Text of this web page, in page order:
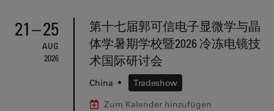
21–25
AUG
2026
第十七届郭可信电子显微学与晶
体学暑期学校暨2026 冷冻电镜技
术国际研讨会
China •
Tradeshow
Zum Kalender hinzufügen